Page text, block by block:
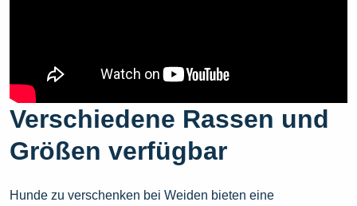
Verschiedene Rassen und
Größen verfügbar
Hunde zu verschenken bei Weiden bieten eine